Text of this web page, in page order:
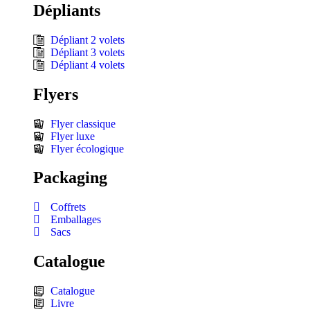
Dépliants
Dépliant 2 volets
Dépliant 3 volets
Dépliant 4 volets
Flyers
Flyer classique
Flyer luxe
Flyer écologique
Packaging
Coffrets
Emballages
Sacs
Catalogue
Catalogue
Livre